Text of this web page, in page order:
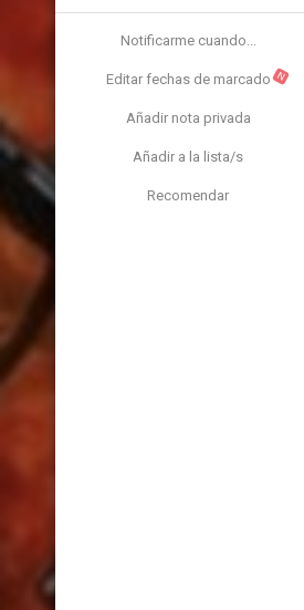
Notificarme cuando...
Editar fechas de marcado N
Añadir nota privada
Añadir a la lista/s
Recomendar